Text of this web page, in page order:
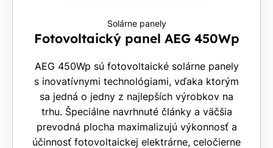
Solárne panely
Fotovoltaický panel AEG 450Wp
AEG 450Wp sú fotovoltaické solárne panely
s inovatívnymi technológiami, vďaka ktorým
sa jedná o jedny z najlepších výrobkov na
trhu. Špeciálne navrhnuté články a väčšia
prevodná plocha maximalizujú výkonnosť a
účinnosť fotovoltaickej elektrárne, celočierne